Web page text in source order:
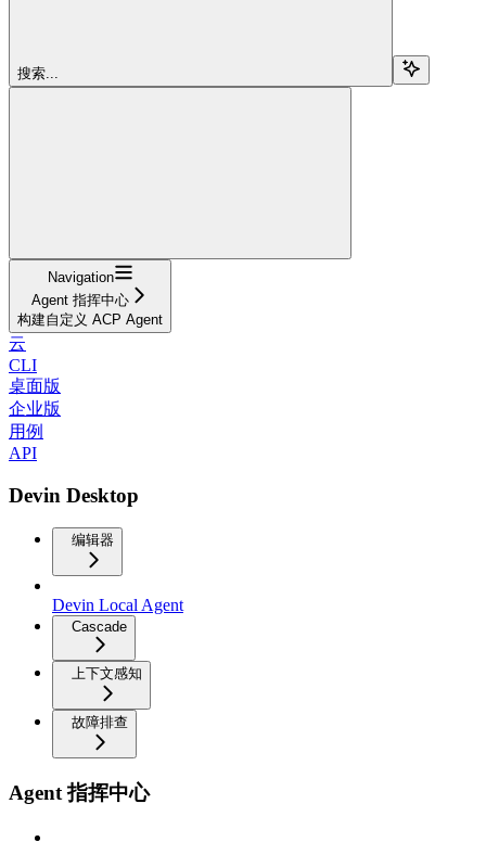
搜索...
Navigation
Agent 指挥中心
构建自定义 ACP Agent
云
CLI
桌面版
企业版
用例
API
Devin Desktop
编辑器
Devin Local Agent
Cascade
上下文感知
故障排查
Agent 指挥中心